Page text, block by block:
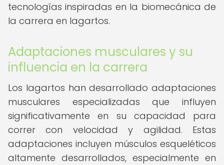
tecnologías inspiradas en la biomecánica de
la carrera en lagartos.
Adaptaciones musculares y su
influencia en la carrera
Los lagartos han desarrollado adaptaciones
musculares especializadas que influyen
significativamente en su capacidad para
correr con velocidad y agilidad. Estas
adaptaciones incluyen músculos esqueléticos
altamente desarrollados, especialmente en